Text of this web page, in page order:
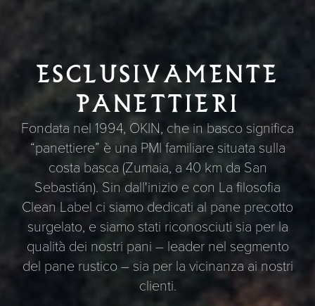
ESCLUSIVAMENTE
PANETTIERI
Fondata nel 1994, OKIN, che in basco significa
“panettiere” è una PMI familiare situata sulla
costa basca (Zumaia, a 40 km da San
Sebastián). Sin dall'inizio e con La filosofia
Clean Label ci siamo dedicati al pane precotto
surgelato, e siamo stati riconosciuti sia per la
qualità dei nostri pani – leader nel segmento
del pane rustico – sia per la vicinanza ai nostri
clienti.